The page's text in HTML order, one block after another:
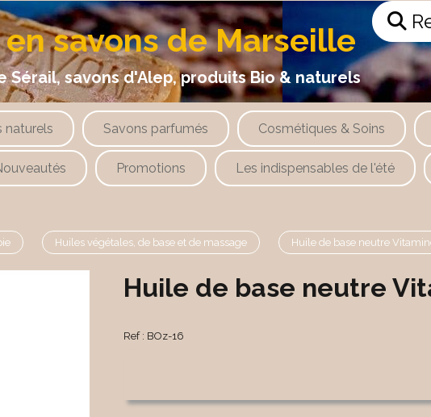
savons de Marseille
savons d'Alep, produits Bio & naturels
naturels Savons parfumés Cosmétiques & Soins
Promotions Les indispensables de l'été
Huiles végétales, de base et de massage Huile de base neutre
Huile de base neutre
Ref : BOz-16